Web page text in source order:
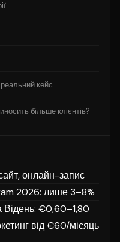
кейс
більше клієнтів?
онлайн-запис
2026: лише 3–8%
€0,60–1,80
від €60/місяць